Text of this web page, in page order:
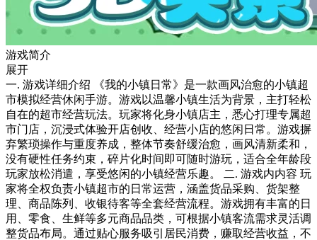
游戏简介
展开
一. 游戏详细介绍 《我的小镇日常》是一款画风治愈的小镇超
市模拟经营休闲手游。游戏以温馨小镇生活为背景，主打轻松
自在的超市经营玩法。玩家将化身小镇店主，悉心打理专属超
市门店，沉浸式体验开店创收、经营小店的悠闲日常。游戏摒
弃繁琐操作与重度养成，整体节奏舒缓治愈，画风清新柔和，
没有硬性任务约束，碎片化时间即可随时游玩，适合全年龄段
玩家放松消遣，享受悠闲的小镇经营乐趣。 二. 游戏内内容 玩
家将全权负责小镇超市的日常运营，涵盖货品采购、货架整
理、商品陈列、收银待客等全套经营流程。游戏拥有丰富的日
用、零食、生鲜等多元商品品类，可根据小镇客流需求灵活调
整货品布局。通过贴心服务吸引居民消费，赚取经营收益，不